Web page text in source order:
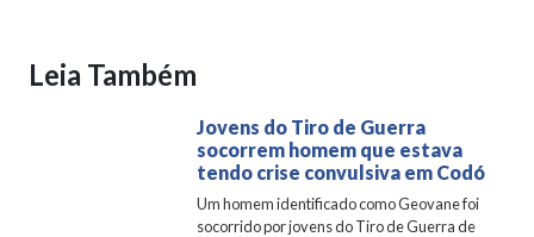
Leia Também
Jovens do Tiro de Guerra
socorrem homem que estava
tendo crise convulsiva em Codó
Um homem identificado como Geovane foi
socorrido por jovens do Tiro de Guerra de